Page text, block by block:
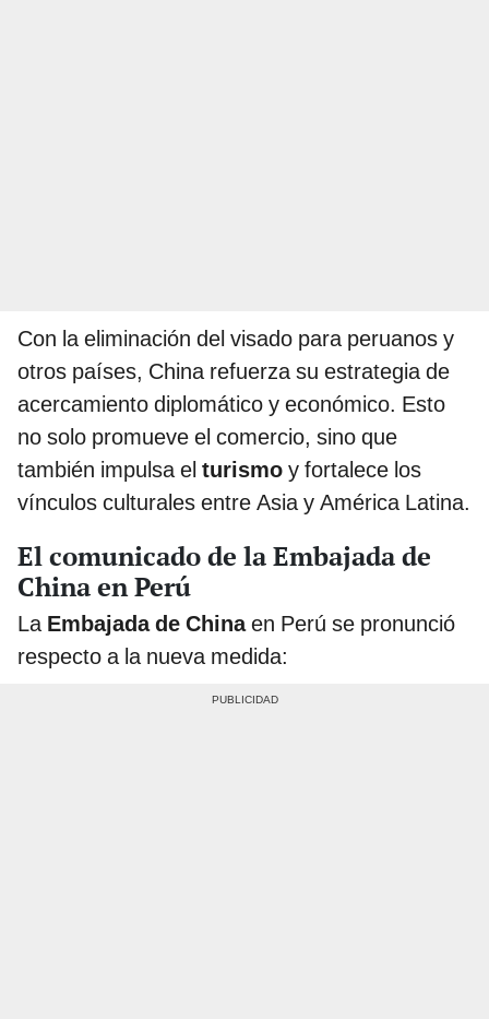
Con la eliminación del visado para peruanos y
otros países, China refuerza su estrategia de
acercamiento diplomático y económico. Esto
no solo promueve el comercio, sino que
también impulsa el turismo y fortalece los
vínculos culturales entre Asia y América Latina.
El comunicado de la Embajada de
China en Perú
La Embajada de Chinaen Perú se pronunció
respecto a la nueva medida: